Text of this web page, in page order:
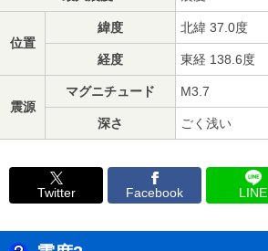
位置
緯度 北緯 37.0度
経度 東経 138.6度
震源
マグニチュード M3.7
深さ ごく浅い
Twitter Facebook LINE